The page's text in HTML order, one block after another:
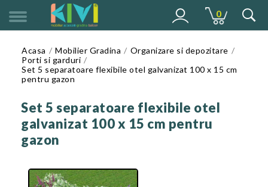
0
Acasa Mobilier Gradina
Organizare si depozitare
Porti si garduri
Set 5 separatoare flexibile otel galvanizat 100 x 15 cm
pentru gazon
Set 5 separatoare flexibile otel
galvanizat 100 x 15 cm pentru
gazon